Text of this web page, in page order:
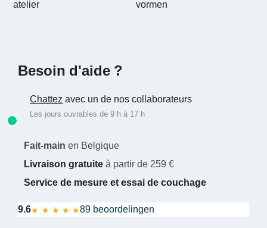
Besoin d'aide ?
Chattez avec un de nos collaborateurs
Les jours ouvrables de 9 h à 17 h
Fait-main en Belgique
Livraison gratuite à partir de 259 €
Service de mesure et essai de couchage
9.6★ ★ ★ ★ ★
★ ★ ★ ★ ★89 beoordelingen